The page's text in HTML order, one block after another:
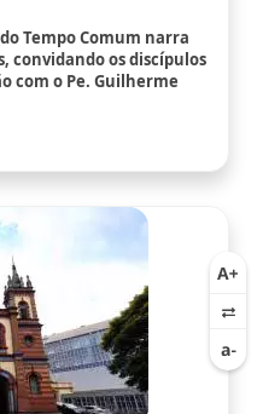
Tempo Comum narra
convidando os discípulos
com o Pe. Guilherme